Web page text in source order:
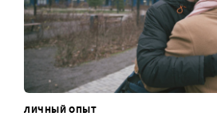
ЛИЧНЫЙ ОПЫТ